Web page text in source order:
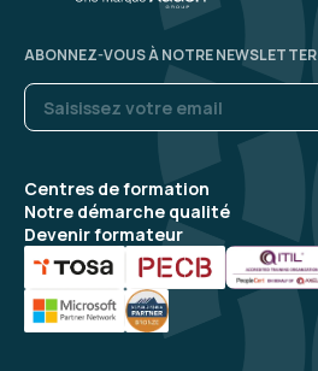
Centres de formation
Notre démarche qualité
Devenir formateur
ABONNEZ-VOUS À NOTRE NEWSLETTER